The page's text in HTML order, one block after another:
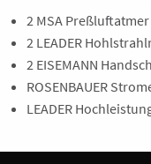
2 MSA
2 LEADER
2 EISEMANN
ROSENBAUER
LEADER